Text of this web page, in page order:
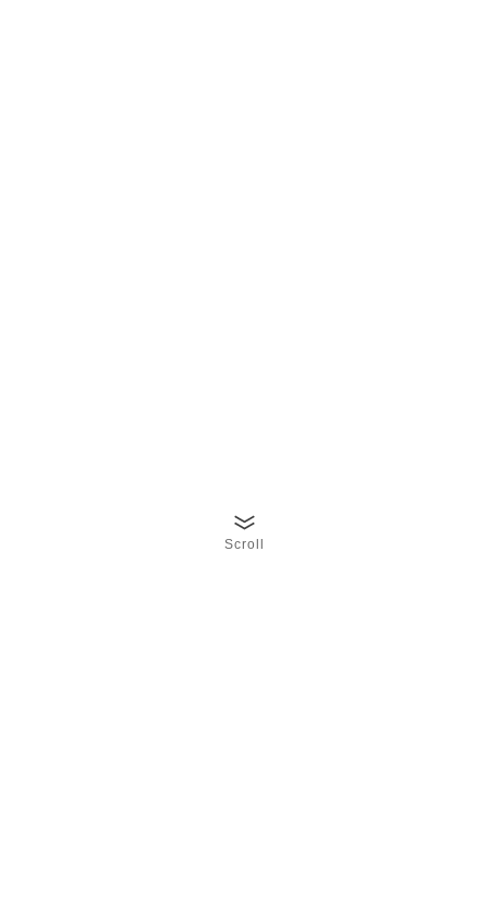
Scroll